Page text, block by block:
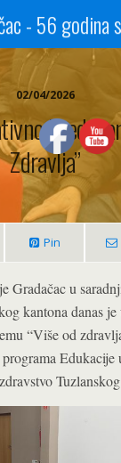
02/04/2026
Zdravlja”
Pin
Gradačac u
kantona danas
“Više od